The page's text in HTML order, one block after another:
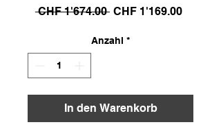
CHF 1'674.00 Standardpreis
CHF 1'169.00Sale-
Anzahl *
In den Warenkorb